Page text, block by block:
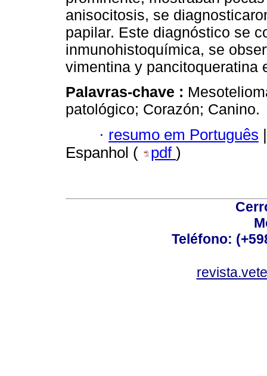
anisocitosis, se
papilar. Este diagnóstico se
inmunohistoquímica, se
vimentina y pancitoqueratina
Palavras-chave :
patológico; Corazón; Canino.
· resumo em Português |
Espanhol (
pdf )
Teléfono: